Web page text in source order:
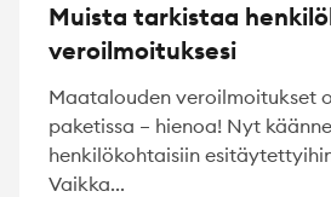
Muista tarkistaa
veroilmoituksesi
Maatalouden veroilmoitukset
paketissa – hienoa! Nyt
henkilökohtaisiin
Vaikka...